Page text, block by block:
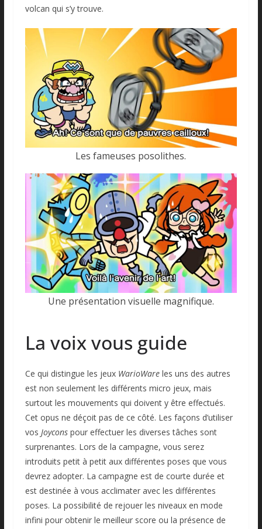
volcan qui s’y trouve.
Les fameuses posolithes.
Une présentation visuelle magnifique.
La voix vous guide
Ce qui distingue les jeux WarioWareles uns des autres
est non seulement les différents micro jeux, mais
surtout les mouvements qui doivent y être effectués.
Cet opus ne déçoit pas de ce côté. Les façons d’utiliser
vos Joyconspour effectuer les diverses tâches sont
surprenantes. Lors de la campagne, vous serez
introduits petit à petit aux différentes poses que vous
devrez adopter. La campagne est de courte durée et
est destinée à vous acclimater avec les différentes
poses. La possibilité de rejouer les niveaux en mode
infini pour obtenir le meilleur score ou la présence de